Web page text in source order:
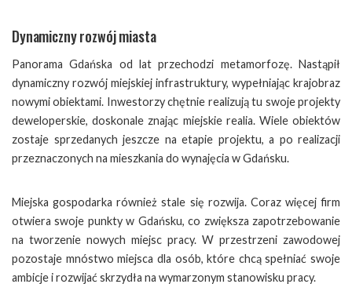
Dynamiczny rozwój miasta
Panorama Gdańska od lat przechodzi metamorfozę. Nastąpił
dynamiczny rozwój miejskiej infrastruktury, wypełniając krajobraz
nowymi obiektami. Inwestorzy chętnie realizują tu swoje projekty
deweloperskie, doskonale znając miejskie realia. Wiele obiektów
zostaje sprzedanych jeszcze na etapie projektu, a po realizacji
przeznaczonych na mieszkania do wynajęcia w Gdańsku.
Miejska gospodarka również stale się rozwija. Coraz więcej firm
otwiera swoje punkty w Gdańsku, co zwiększa zapotrzebowanie
na tworzenie nowych miejsc pracy. W przestrzeni zawodowej
pozostaje mnóstwo miejsca dla osób, które chcą spełniać swoje
ambicje i rozwijać skrzydła na wymarzonym stanowisku pracy.